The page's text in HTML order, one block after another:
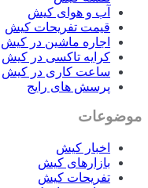
آب و هوای کیش
قیمت تفریحات کیش
اجاره ماشین در کیش
کرایه تاکسی در کیش
ساعت کاری در کیش
پرسش های رایج
موضوعات
اخبار کیش
بازارهای کیش
تفریحات کیش